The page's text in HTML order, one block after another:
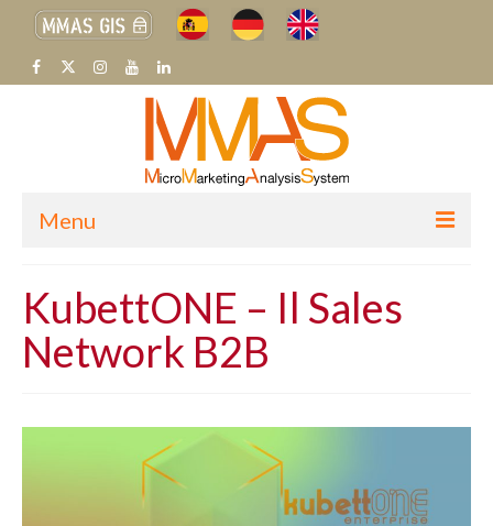
Menu
CHI SIAMO
SETTORI MERCEOLOGICI
KubettONE – Il Sales
Network B2B